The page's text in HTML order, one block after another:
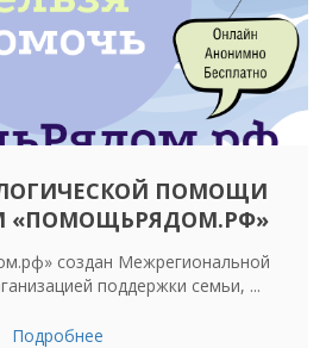
ПОМОЩИ
«ПОМОЩЬРЯДОМ.РФ»
создан Межрегиональной
поддержки семьи, ...
Подробнее